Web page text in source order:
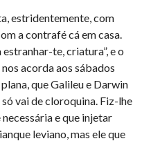
estridentemente, com
a contrafé cá em casa.
te, criatura”, e o
acorda aos sábados
que Galileu e Darwin
vai de cloroquina. Fiz-lhe
e que injetar
leviano, mas ele que